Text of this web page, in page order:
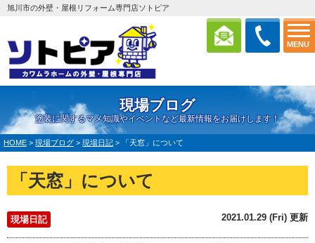
MENU
旭川市の外壁・屋根リフォーム専門店ソトピア
現場ブログ
塗装に関するマメ知識やイベントなど最新情報をお届けします！
HOME > 現場ブログ > 現場日記 > 「天窓」について
「天窓」について
現場日記 2021.01.29 (Fri) 更新